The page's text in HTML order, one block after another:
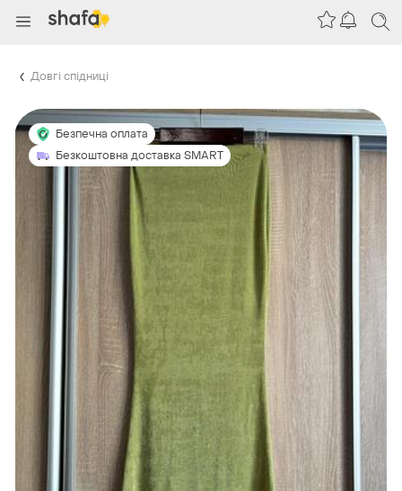
Довгі спідниці
Безпечна оплата
Безкоштовна доставка SMART